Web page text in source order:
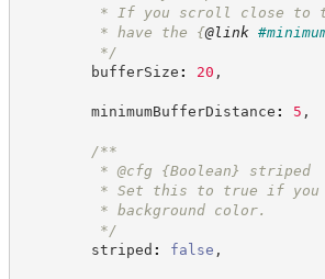
* If you scroll close to the
* have the {@link
*/
bufferSize : 20 ,
minimumBufferDistance : 5 ,
/**
* @cfg {Boolean}
striped
* Set this to true if you
* background color.
*/
striped : false ,